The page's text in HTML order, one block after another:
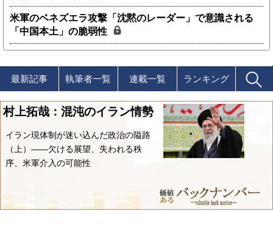
米軍のベネズエラ攻撃「沈黙のレーダー」で意識される
「中国本土」の脆弱性
最新記事 執筆者一覧 連載一覧 ランキング
村上拓哉：混沌のイラン情勢
イラン現体制が迷い込んだ政治の隘路
（上）――欠ける展望、失われる秩
序、米軍介入の可能性